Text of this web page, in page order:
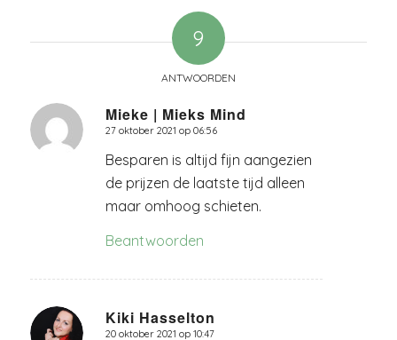
9
ANTWOORDEN
Mieke | Mieks Mind
zegt:
27 oktober 2021 op 06:56
Besparen is altijd fijn aangezien
de prijzen de laatste tijd alleen
maar omhoog schieten.
Beantwoorden
Kiki Hasselton
20 oktober 2021 op 10:47